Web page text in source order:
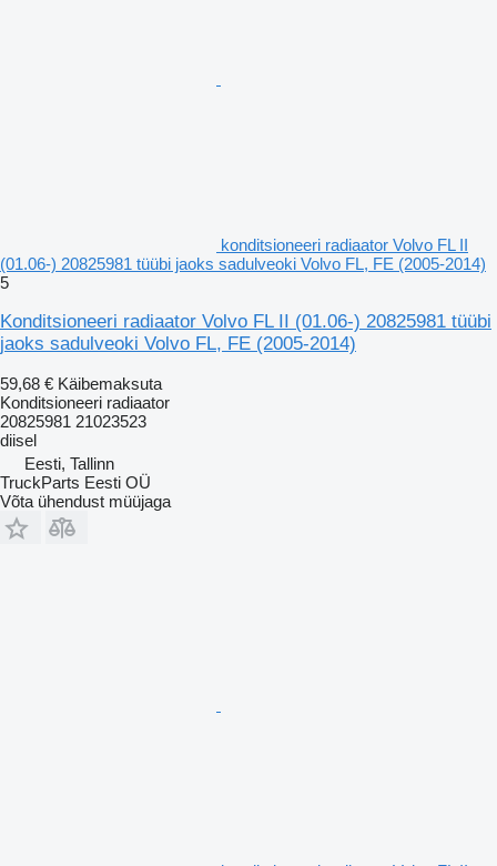
konditsioneeri radiaator Volvo FL II
(01.06-) 20825981 tüübi jaoks sadulveoki Volvo FL, FE (2005-2014)
5
Konditsioneeri radiaator Volvo FL II (01.06-) 20825981 tüübi
jaoks sadulveoki Volvo FL, FE (2005-2014)
59,68 € Käibemaksuta
Konditsioneeri radiaator
20825981 21023523
diisel
Eesti, Tallinn
TruckParts Eesti OÜ
Võta ühendust müüjaga